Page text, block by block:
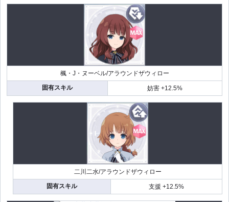
楓・J・ヌーベル/アラウンドザウィロー
固有スキル
妨害 +12.5%
二川二水/アラウンドザウィロー
固有スキル
支援 +12.5%